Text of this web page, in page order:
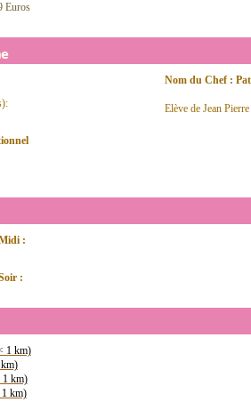
Euros
Nom du Chef :
Elève de Jean
:
:
1 km)
1 km)
km)